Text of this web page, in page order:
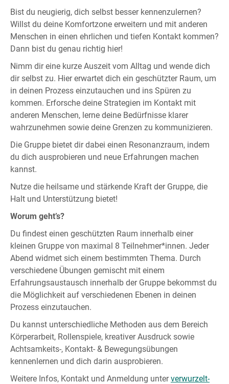
Bist du neugierig, dich selbst besser kennenzulernen?
Willst du deine Komfortzone erweitern und mit anderen
Menschen in einen ehrlichen und tiefen Kontakt kommen?
Dann bist du genau richtig hier!
Nimm dir eine kurze Auszeit vom Alltag und wende dich
dir selbst zu. Hier erwartet dich ein geschützter Raum, um
in deinen Prozess einzutauchen und ins Spüren zu
kommen. Erforsche deine Strategien im Kontakt mit
anderen Menschen, lerne deine Bedürfnisse klarer
wahrzunehmen sowie deine Grenzen zu kommunizieren.
Die Gruppe bietet dir dabei einen Resonanzraum, indem
du dich ausprobieren und neue Erfahrungen machen
kannst.
Nutze die heilsame und stärkende Kraft der Gruppe, die
Halt und Unterstützung bietet!
Worum geht’s?
Du findest einen geschützten Raum innerhalb einer
kleinen Gruppe von maximal 8 Teilnehmer*innen. Jeder
Abend widmet sich einem bestimmten Thema. Durch
verschiedene Übungen gemischt mit einem
Erfahrungsaustausch innerhalb der Gruppe bekommst du
die Möglichkeit auf verschiedenen Ebenen in deinen
Prozess einzutauchen.
Du kannst unterschiedliche Methoden aus dem Bereich
Körperarbeit, Rollenspiele, kreativer Ausdruck sowie
Achtsamkeits-, Kontakt- & Bewegungsübungen
kennenlernen und dich darin ausprobieren.
Weitere Infos, Kontakt und Anmeldung unterverwurzelt-